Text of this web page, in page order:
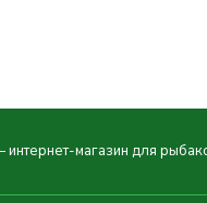
магазин для